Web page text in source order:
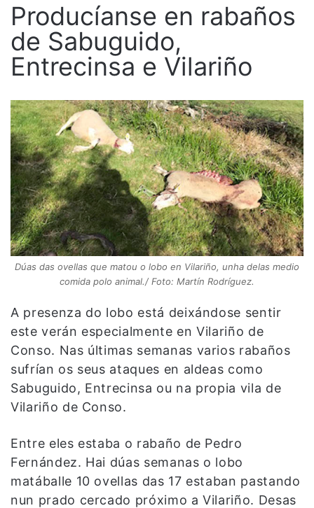
Producíanse en rabaños
de Sabuguido,
Entrecinsa e Vilariño
Dúas das ovellas que matou o lobo en Vilariño, unha delas medio
comida polo animal./ Foto: Martín Rodríguez.
A presenza do lobo está deixándose sentir
este verán especialmente en Vilariño de
Conso. Nas últimas semanas varios rabaños
sufrían os seus ataques en aldeas como
Sabuguido, Entrecinsa ou na propia vila de
Vilariño de Conso.
Entre eles estaba o rabaño de Pedro
Fernández. Hai dúas semanas o lobo
matáballe 10 ovellas das 17 estaban pastando
nun prado cercado próximo a Vilariño. Desas